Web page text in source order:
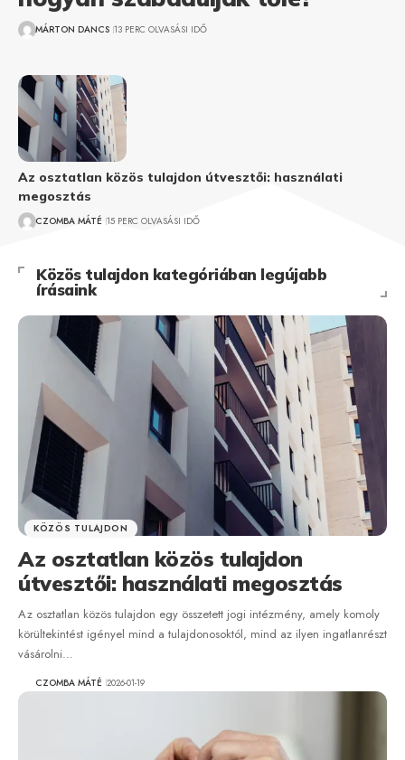
MÁRTON DANCS 13 PERC OLVASÁSI IDŐ
Az osztatlan közös tulajdon útvesztői: használati
megosztás
CZOMBA MÁTÉ 15 PERC OLVASÁSI IDŐ
Közös tulajdon kategóriában legújabb
írásaink
KÖZÖS TULAJDON
Az osztatlan közös tulajdon
útvesztői: használati megosztás
Az osztatlan közös tulajdon egy összetett jogi intézmény, amely komoly
körültekintést igényel mind a tulajdonosoktól, mind az ilyen ingatlanrészt
vásárolni…
CZOMBA MÁTÉ 2026-01-19